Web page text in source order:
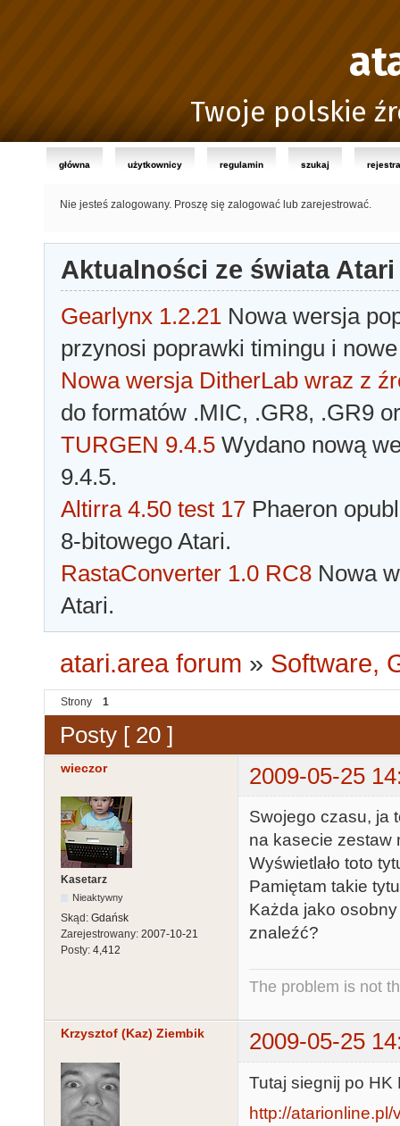
Twoje polskie
główna użytkownicy regulamin szukaj
Nie jesteś zalogowany. Proszę się zalogować lub zarejestrować.
Aktualności ze świata Atari
Gearlynx 1.2.21 Nowa wersja
przynosi poprawki timingu i
Nowa wersja DitherLab wraz z
do formatów .MIC, .GR8, .GR9
TURGEN 9.4.5 Wydano nową
9.4.5.
Altirra 4.50 test 17 Phaeron
8-bitowego Atari.
RastaConverter 1.0 RC8 Nowa
Atari.
atari.area forum » Software,
Strony 1
Posty [ 20 ]
wieczor 2009-05-25
Kasetarz
Nieaktywny
Skąd: Gdańsk
Zarejestrowany: 2007-10-21
Posty: 4,412
Swojego czasu, ja
na kasecie zestaw
Wyświetlało toto
Pamiętam takie
Każda jako
znaleźć?
The problem is not
Krzysztof (Kaz) Ziembik 2009-05-25
Tutaj siegnij po
http://